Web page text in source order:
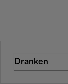
Dranken